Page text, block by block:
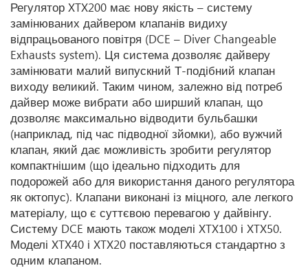
Регулятор XTX200 має нову якість – систему
замінюваних дайвером клапанів видиху
відпрацьованого повітря (DCE – Diver Changeable
Exhausts system). Ця система дозволяє дайверу
замінювати малий випускний Т-подібний клапан
виходу великий. Таким чином, залежно від потреб
дайвер може вибрати або ширший клапан, що
дозволяє максимально відводити бульбашки
(наприклад, під час підводної зйомки), або вужчий
клапан, який дає можливість зробити регулятор
компактнішим (що ідеально підходить для
подорожей або для використання даного регулятора
як октопус). Клапани виконані із міцного, але легкого
матеріалу, що є суттєвою перевагою у дайвінгу.
Систему DCE мають також моделі XTX100 і XTX50.
Моделі XTX40 і XTX20 поставляються стандартно з
одним клапаном.